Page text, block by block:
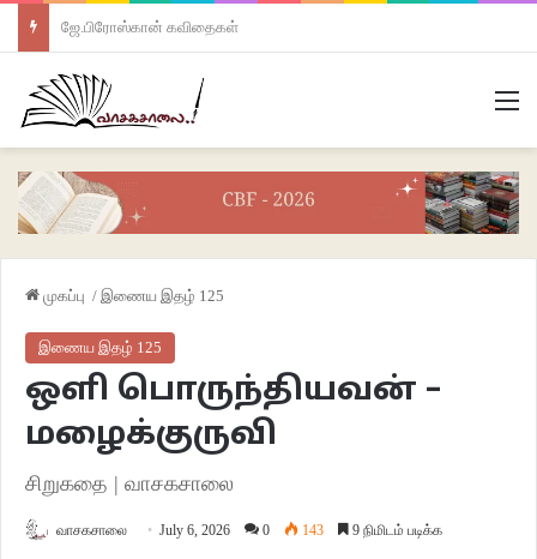
ஜே.பிரோஸ்கான் கவிதைகள்
முகப்பு / இணைய இதழ் 125
இணைய இதழ் 125
ஒளி பொருந்தியவன் –
மழைக்குருவி
சிறுகதை | வாசகசாலை
வாசகசாலை July 6, 2026 0 143 9 நிமிடம் படிக்க